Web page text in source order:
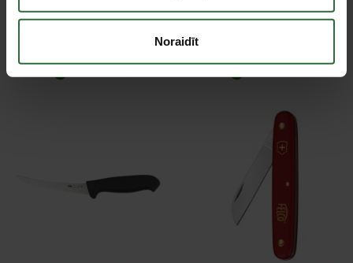
Noraidīt
Peilis kabeliui KNIPEX
162016SB
Kabeļu nazis KNIPEX
9852